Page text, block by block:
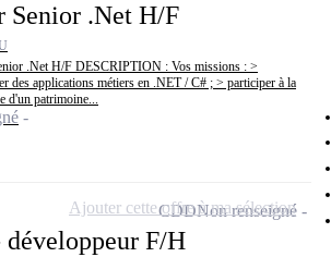
Senior .Net H/F
.Net H/F DESCRIPTION : Vos missions : >
des applications métiers en .NET / C# ; > participer à la
d'un patrimoine...
F/H
CDDNon renseigné
Ajouter cette offre à ma sélection